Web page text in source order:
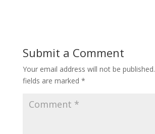
Submit a Comment
Your email address will not be published.
fields are marked *